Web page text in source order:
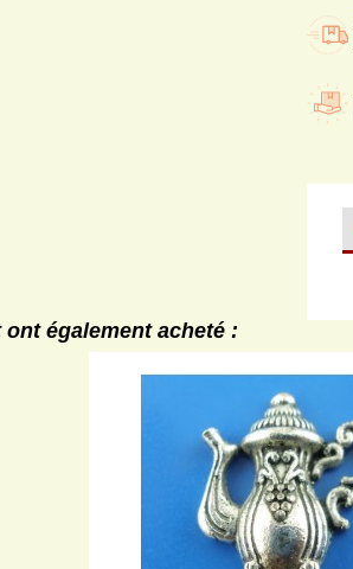
également acheté :